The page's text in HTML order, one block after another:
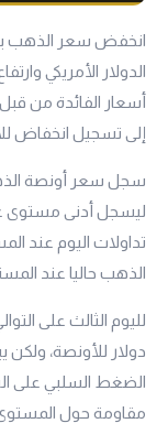
انخفض سعر الذهب
الدولار الأمريكي
أسعار الفائدة من قبل
إلى تسجيل انخفاض
الذهب حاليا عند المستوى 4519 دولار
دولار للأونصة، ولكن
الضغط السلبي على
مقاومة حول المستوى 4600 دولار